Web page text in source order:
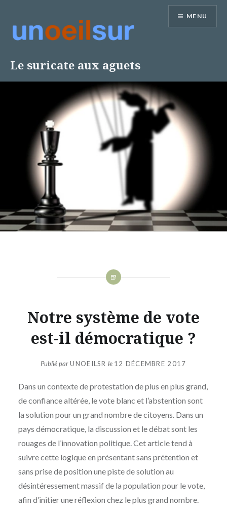
Le suricate aux aguets
MENU
Notre système de vote
est-il démocratique ?
Publié parUNOEILSR le 12 DÉCEMBRE 2017
Dans un contexte de protestation de plus en plus grand,
de confiance altérée, le vote blanc et l’abstention sont
la solution pour un grand nombre de citoyens. Dans un
pays démocratique, la discussion et le débat sont les
rouages de l’innovation politique. Cet article tend à
suivre cette logique en présentant sans prétention et
sans prise de position une piste de solution au
désintéressement massif de la population pour le vote,
afin d’initier une réflexion chez le plus grand nombre.